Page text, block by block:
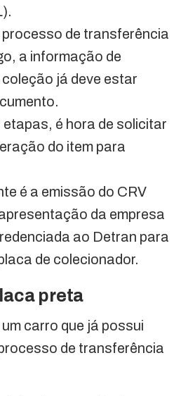
de transferência
a informação de
já deve estar
é hora de solicitar
do item para
é a emissão do CRV
da empresa
ao Detran para
de colecionador.
preta
carro que já possui
de transferência